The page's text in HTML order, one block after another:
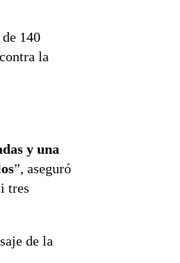
140
la
y una
”, aseguró
tres
de la